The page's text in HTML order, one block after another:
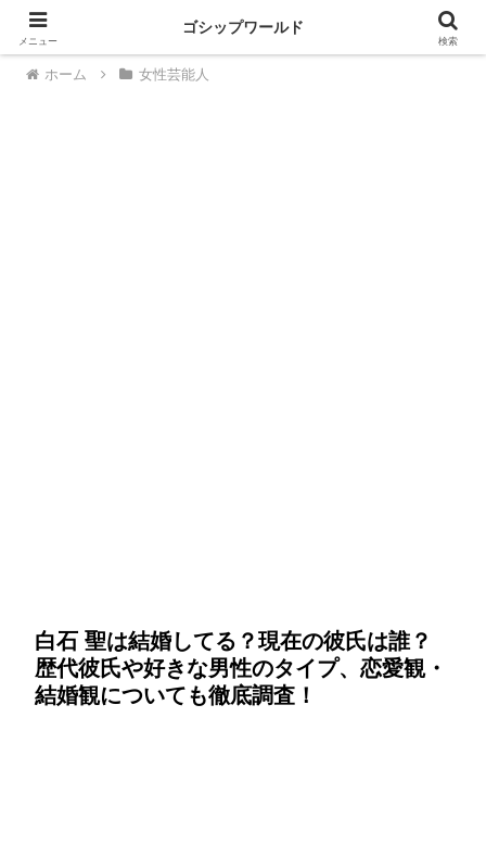
PR
ホーム 女性芸能人
白石 聖は結婚してる？現在の彼氏は誰？
歴代彼氏や好きな男性のタイプ、恋愛観・
結婚観についても徹底調査！
メニュー
ゴシップワールド
検索